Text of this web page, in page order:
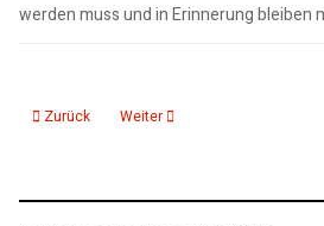
werden muss und in Erinnerung bleiben
Vorheriger Beitrag: Gedenkstätte Deutsche
Zurück Nächster Beitrag: Anja Goerz
Weiter